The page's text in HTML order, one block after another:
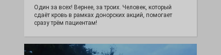
Один за всех! Вернее, за троих. Человек, который
сдаёт кровь в рамках донорских акций, помогает
сразу трём пациентам!